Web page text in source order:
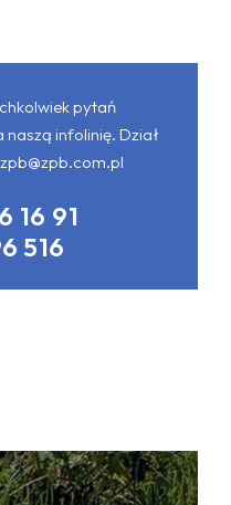
pytań
naszą infolinię. Dział
zpb@zpb.com.pl
16 91
516